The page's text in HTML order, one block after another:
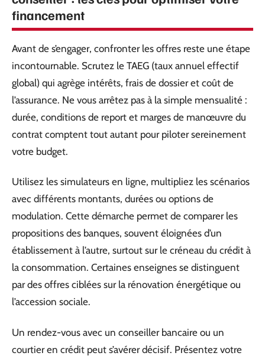
financement
Avant de s’engager, confronter les offres reste une étape
incontournable. Scrutez le TAEG (taux annuel effectif
global) qui agrège intérêts, frais de dossier et coût de
l’assurance. Ne vous arrêtez pas à la simple mensualité :
durée, conditions de report et marges de manœuvre du
contrat comptent tout autant pour piloter sereinement
votre budget.
Utilisez les simulateurs en ligne, multipliez les scénarios
avec différents montants, durées ou options de
modulation. Cette démarche permet de comparer les
propositions des banques, souvent éloignées d’un
établissement à l’autre, surtout sur le créneau du crédit à
la consommation. Certaines enseignes se distinguent
par des offres ciblées sur la rénovation énergétique ou
l’accession sociale.
Un rendez-vous avec un conseiller bancaire ou un
courtier en crédit peut s’avérer décisif. Présentez votre